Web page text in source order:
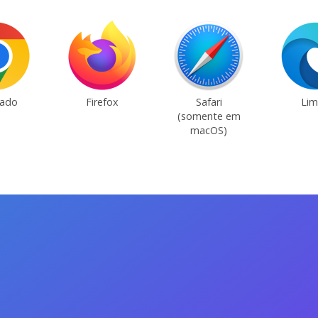
Firefox
Safari
(somente em
macOS)